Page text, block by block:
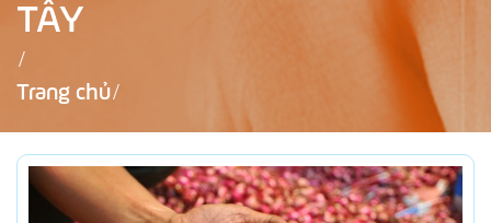
TÂY
Trang chủ